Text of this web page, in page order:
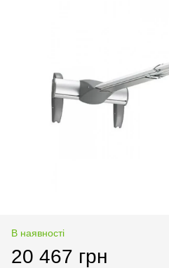
В наявності
20 467 грн